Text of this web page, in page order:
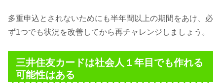
多重申込とされないためにも半年間以上の期間をあけ、必
ず1つでも状況を改善してから再チャレンジしましょう。
三井住友カードは社会人１年目でも作れる
可能性はある